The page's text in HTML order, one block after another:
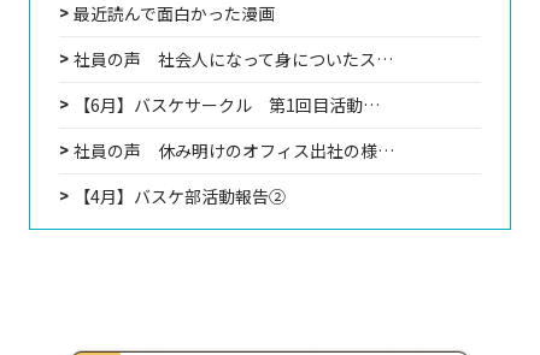
最近読んで面白かった漫画
社員の声 社会人になって身についたス…
【6月】バスケサークル 第1回目活動…
社員の声 休み明けのオフィス出社の様…
【4月】バスケ部活動報告②